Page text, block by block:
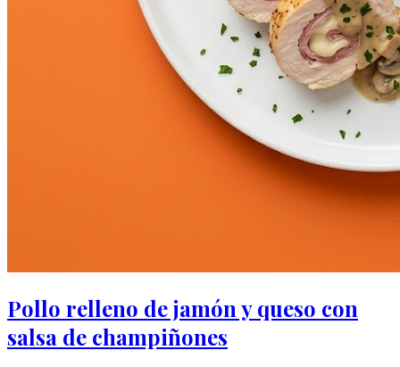
Pollo relleno de jamón y queso con
salsa de champiñones